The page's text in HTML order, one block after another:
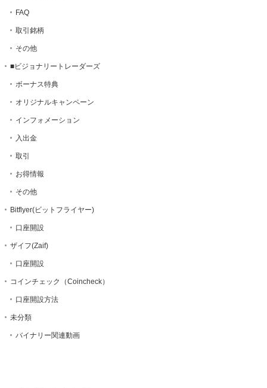
FAQ
取引銘柄
その他
■ビジョナリートレーダーズ
ボーナス特典
オリジナルキャンペーン
インフォメーション
入出金
取引
お得情報
その他
Bitflyer(ビットフライヤー)
口座開設
ザイフ(Zaif)
口座開設
コインチェック（Coincheck）
口座開設方法
未分類
バイナリー関連動画